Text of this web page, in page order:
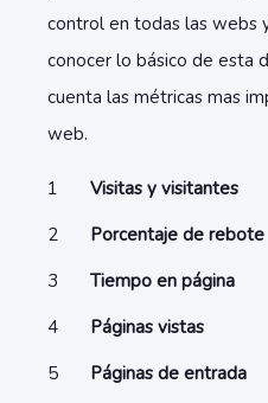
control en todas las webs
conocer lo básico de esta
cuenta las métricas mas
web.
Visitas y visitantes
Porcentaje de rebote
Tiempo en página
Páginas vistas
Páginas de entrada